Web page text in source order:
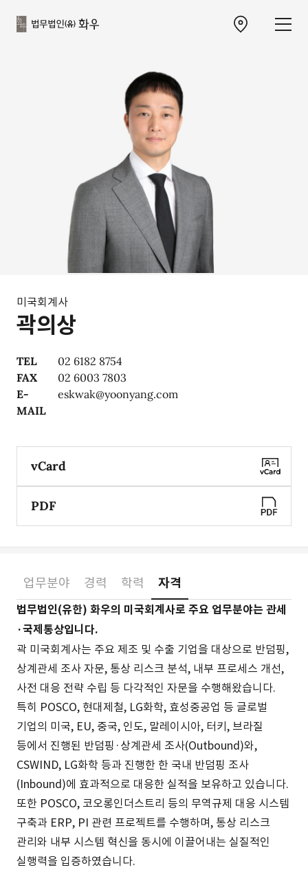
곽의상
미국회계사
TEL
02 6182 8754
FAX
02 6003 7803
E-
MAIL
eskwak@yoonyang.com
vCard
PDF
법무법인(유한) 화우의 미국회계사로 주요 업무분야는 관세
·국제통상입니다.
곽 미국회계사는 주요 제조 및 수출 기업을 대상으로 반덤핑,
상계관세 조사 자문, 통상 리스크 분석, 내부 프로세스 개선,
사전 대응 전략 수립 등 다각적인 자문을 수행해왔습니다.
특히 POSCO, 현대제철, LG화학, 효성중공업 등 글로벌
기업의 미국, EU, 중국, 인도, 말레이시아, 터키, 브라질
등에서 진행된 반덤핑·상계관세 조사(Outbound)와,
CSWIND, LG화학 등과 진행한 한 국내 반덤핑 조사
(Inbound)에 효과적으로 대응한 실적을 보유하고 있습니다.
또한 POSCO, 코오롱인더스트리 등의 무역규제 대응 시스템
구축과 ERP, PI 관련 프로젝트를 수행하며, 통상 리스크
관리와 내부 시스템 혁신을 동시에 이끌어내는 실질적인
실행력을 입증하였습니다.
업무분야 경력 학력 자격